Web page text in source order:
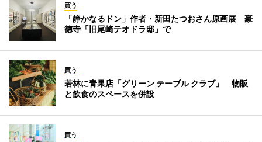
買う
「静かなるドン」作者・新田たつおさん原画展 豪
徳寺「旧尾崎テオドラ邸」で
買う
若林に青果店「グリーン テーブル クラブ」 物販
と飲食のスペースを併設
買う